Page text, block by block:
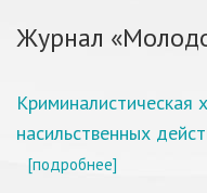
Журнал
Криминалистическая
насильственных
[подробнее]